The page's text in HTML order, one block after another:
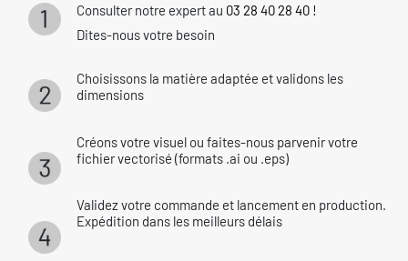
Consulter notre expert au 03 28 40 28 40 !
Dites-nous votre besoin
Choisissons la matière adaptée et validons les
dimensions
Créons votre visuel ou faites-nous parvenir votre
fichier vectorisé (formats .ai ou .eps)
Validez votre commande et lancement en production.
Expédition dans les meilleurs délais